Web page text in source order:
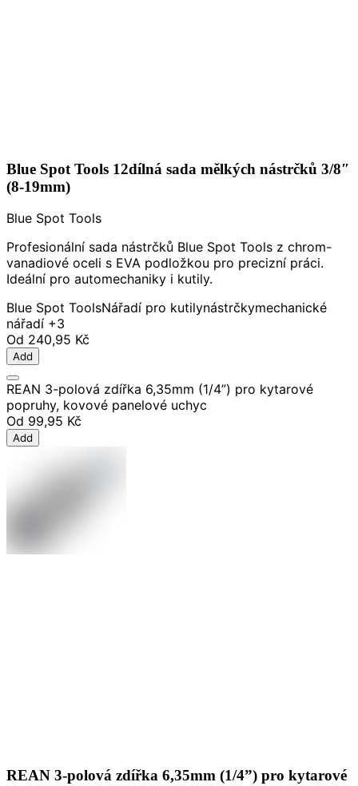
Blue Spot Tools 12dílná sada mělkých nástrčků 3/8″
(8-19mm)
Blue Spot Tools
Profesionální sada nástrčků Blue Spot Tools z chrom-
vanadiové oceli s EVA podložkou pro precizní práci.
Ideální pro automechaniky i kutily.
Blue Spot ToolsNářadí pro kutilynástrčkymechanické
nářadí +3
Od 240,95 Kč
Add
REAN 3-polová zdířka 6,35mm (1/4”) pro kytarové
popruhy, kovové panelové uchyc
Od 99,95 Kč
Add
REAN 3-polová zdířka 6,35mm (1/4”) pro kytarové